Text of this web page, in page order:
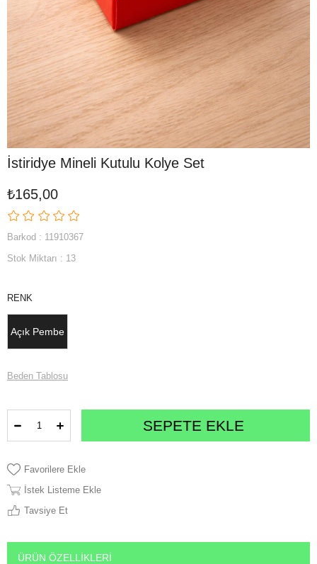
İstiridye Mineli Kutulu Kolye Set
₺165,00
Barkod : 11910367
Stok Miktarı : 13
RENK
Açık Pembe
Beden Tablosu
Favorilere Ekle
İstek Listeme Ekle
Tavsiye Et
ÜRÜN ÖZELLIKLERI